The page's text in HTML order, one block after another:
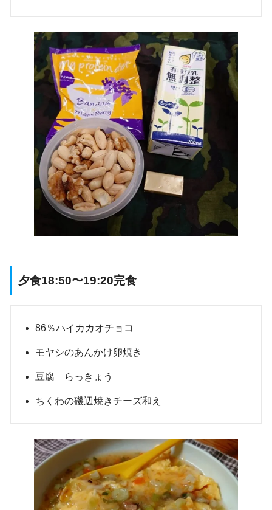
夕食18:50〜19:20完食
86％ハイカカオチョコ
モヤシのあんかけ卵焼き
豆腐 らっきょう
ちくわの磯辺焼きチーズ和え